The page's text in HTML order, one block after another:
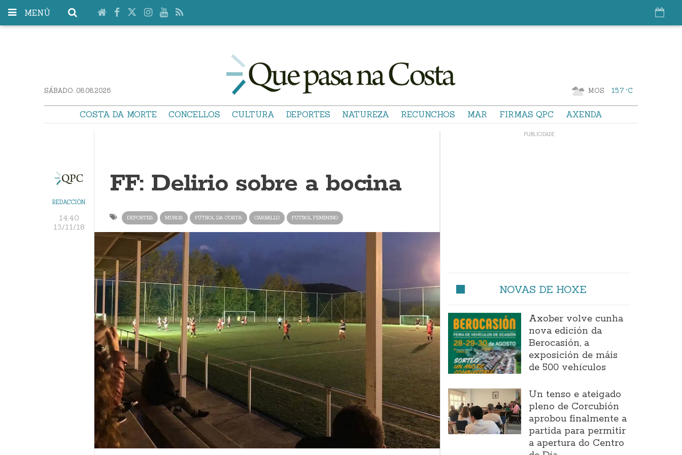
MENÚ
SÁBADO. 08.08.2026 MOS 15.7 °C
COSTA DA MORTE CONCELLOS CULTURA DEPORTES NATUREZA RECUNCHOS MAR FIRMAS QPC AXENDA
REDACCIÓN
14:40
13/11/18
FF: Delirio sobre a bocina
DEPORTES MUROS FÚTBOL DA COSTA CARBALLO FUTBOL FEMININO
NOVAS DE HOXE
Axober volve cunha
nova edición da
Berocasión, a
exposición de máis
de 500 vehículos
Un tenso e ateigado
pleno de Corcubión
aprobou finalmente a
partida para permitir
a apertura do Centro